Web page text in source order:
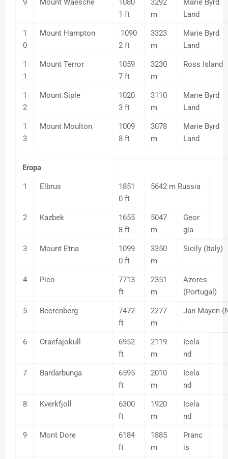
9 Mount Waesche
1080
1 ft
3292
m
Marie Byrd
Land
1
0
Mount Hampton
1090
2 ft
3323
m
Marie Byrd
Land
1
1
Mount Terror
1059
7 ft
3230
m
Ross Island
1
2
Mount Siple
1020
3 ft
3110
m
Marie Byrd
Land
1
3
Mount Moulton
1009
8 ft
3078
m
Marie Byrd
Land
Eropa
1 Elbrus
1851
0 ft
5642 m Russia
2 Kazbek
1655
8 ft
5047
m
Geor
gia
3 Mount Etna
1099
0 ft
3350
m
Sicily (Italy)
4 Pico
7713
ft
2351
m
Azores
(Portugal)
5 Beerenberg
7472
ft
2277
m
Jan Mayen
6 Oraefajokull
6952
ft
2119
m
Icela
nd
7 Bardarbunga
6595
ft
2010
m
Icela
nd
8 Kverkfjoll
6300
ft
1920
m
Icela
nd
9 Mont Dore
6184
ft
1885
m
Pranc
is